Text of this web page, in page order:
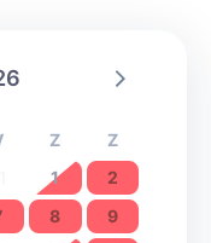
Z
Z
1
2
8
9